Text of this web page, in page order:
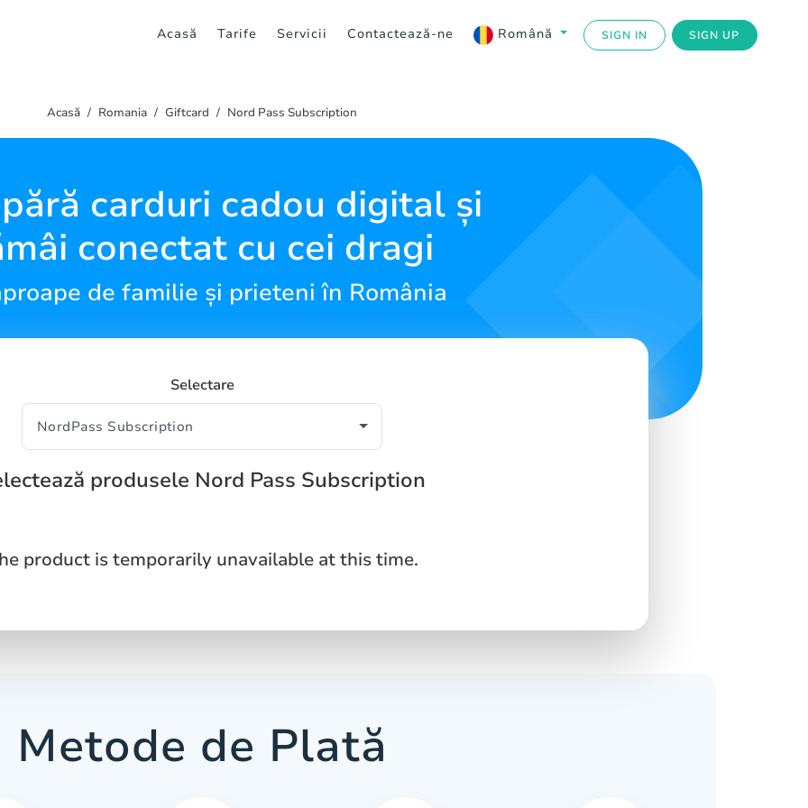
Acasă Tarife Servicii Contactează-ne Română SIGN IN SIGN UP
Acasă Romania Giftcard Nord Pass Subscription
carduri cadou digital și
conectat cu cei dragi
de familie și prieteni în România
Selectare
produsele Nord Pass Subscription
product is temporarily unavailable at this time.
Metode de Plată